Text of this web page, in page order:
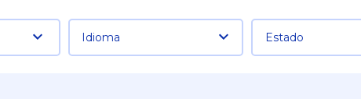
Idioma Estado